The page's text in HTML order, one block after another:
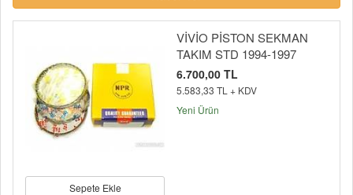
Sepete Ekle
VİVİO PİSTON SEKMAN
TAKIM STD 1994-1997
6.700,00 TL
5.583,33 TL + KDV
Yeni Ürün